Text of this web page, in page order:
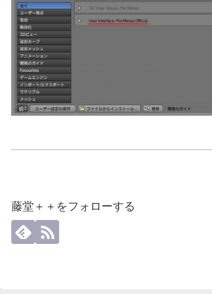
藤堂＋＋をフォローする